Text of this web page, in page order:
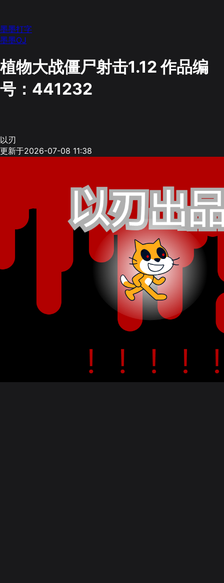
墨墨打字
墨墨OJ
植物大战僵尸射击1.12作品编
号：441232
以刃
更新于2026-07-08 11:38